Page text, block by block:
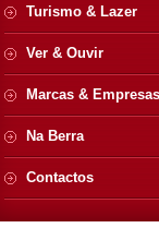
Turismo & Lazer
Ver & Ouvir
Marcas & Empresas
Na Berra
Contactos